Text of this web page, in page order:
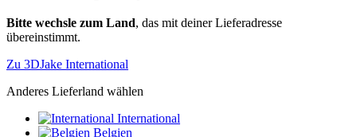
Bitte wechsle zum Land, das mit deiner Lieferadresse
übereinstimmt.
Zu 3DJake International
Anderes Lieferland wählen
International
Belgien